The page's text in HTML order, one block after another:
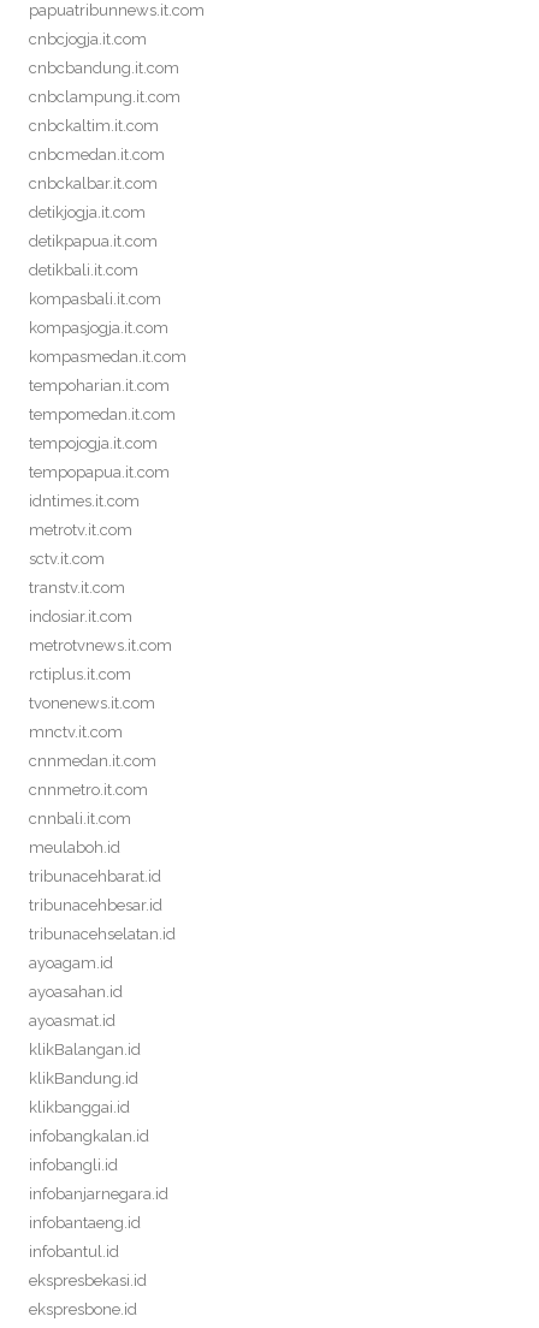
papuatribunnews.it.com
cnbcjogja.it.com
cnbcbandung.it.com
cnbclampung.it.com
cnbckaltim.it.com
cnbcmedan.it.com
cnbckalbar.it.com
detikjogja.it.com
detikpapua.it.com
detikbali.it.com
kompasbali.it.com
kompasjogja.it.com
kompasmedan.it.com
tempoharian.it.com
tempomedan.it.com
tempojogja.it.com
tempopapua.it.com
idntimes.it.com
metrotv.it.com
sctv.it.com
transtv.it.com
indosiar.it.com
metrotvnews.it.com
rctiplus.it.com
tvonenews.it.com
mnctv.it.com
cnnmedan.it.com
cnnmetro.it.com
cnnbali.it.com
meulaboh.id
tribunacehbarat.id
tribunacehbesar.id
tribunacehselatan.id
ayoagam.id
ayoasahan.id
ayoasmat.id
klikBalangan.id
klikBandung.id
klikbanggai.id
infobangkalan.id
infobangli.id
infobanjarnegara.id
infobantaeng.id
infobantul.id
ekspresbekasi.id
ekspresbone.id